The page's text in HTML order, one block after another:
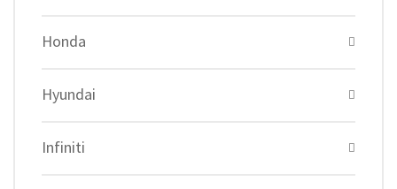
Honda
Hyundai
Infiniti